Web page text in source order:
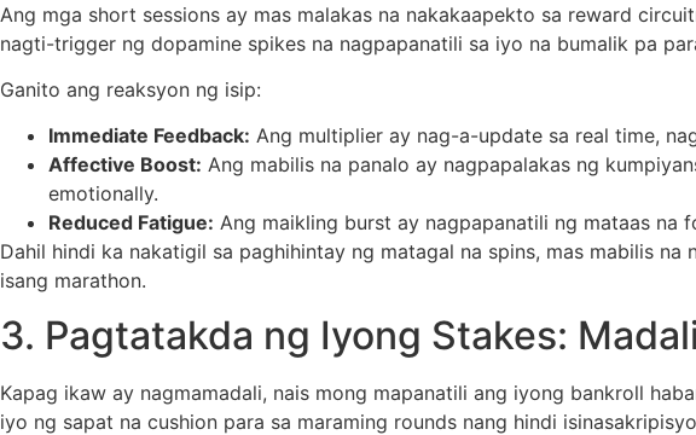
Ang mga short sessions ay mas malakas na nakakaapekto sa reward
nagti-trigger ng dopamine spikes na nagpapanatili sa iyo na bumalik pa
Ganito ang reaksyon ng isip:
Immediate Feedback: Ang multiplier ay nag-a-update sa real time,
Affective Boost: Ang mabilis na panalo ay nagpapalakas ng
emotionally.
Reduced Fatigue: Ang maikling burst ay nagpapanatili ng mataas na
Dahil hindi ka nakatigil sa paghihintay ng matagal na spins, mas mabilis
isang marathon.
3. Pagtatakda ng Iyong Stakes:
Kapag ikaw ay nagmamadali, nais mong mapanatili ang iyong bankroll
iyo ng sapat na cushion para sa maraming rounds nang hindi